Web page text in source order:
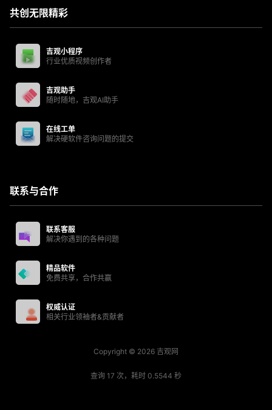
共创无限精彩
吉观小程序
行业优质视频创作者
吉观助手
随时随地，吉观AI助手
在线工单
解决硬软件咨询问题的提交
联系与合作
联系客服
解决你遇到的各种问题
精品软件
免费共享，合作共赢
权威认证
相关行业领袖者&贡献者
Copyright © 2026 吉观网
查询 17 次，耗时 0.5544 秒